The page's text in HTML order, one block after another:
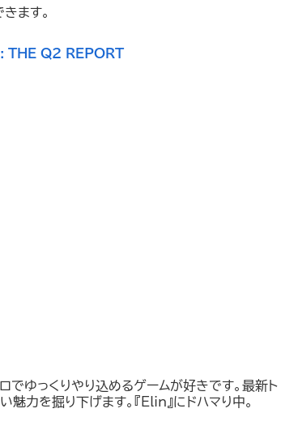
ます。
THE Q2 REPORT
ロでゆっくりやり込めるゲームが好きです。最新ト
魅力を掘り下げます。『Elin』にドハマり中。